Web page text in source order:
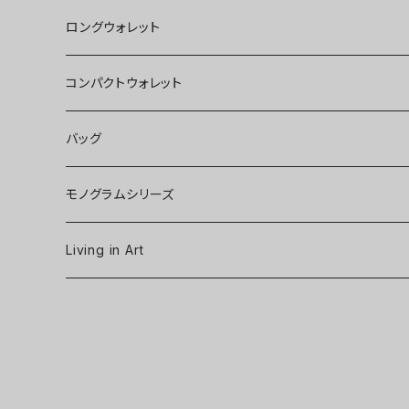
ロングウォレット
コンパクトウォレット
バッグ
モノグラムシリーズ
Living in Art